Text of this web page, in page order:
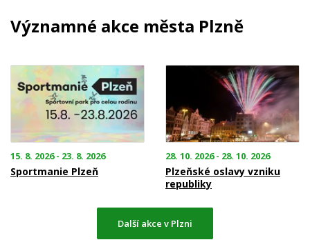
Významné akce města Plzně
15. 8. 2026 - 23. 8. 2026
Sportmanie Plzeň
28. 10. 2026 - 28. 10. 2026
Plzeňské oslavy vzniku
republiky
Další akce v Plzni